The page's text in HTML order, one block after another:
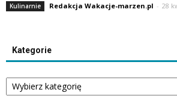
Kulinarnie Redakcja Wakacje-marzen.pl - 28
Kategorie
Kategorie